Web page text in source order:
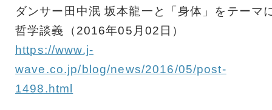
ダンサー田中泯 坂本龍一と「身体」をテーマ
哲学談義（2016年05月02日）
https://www.j-
wave.co.jp/blog/news/2016/05/post-
1498.html